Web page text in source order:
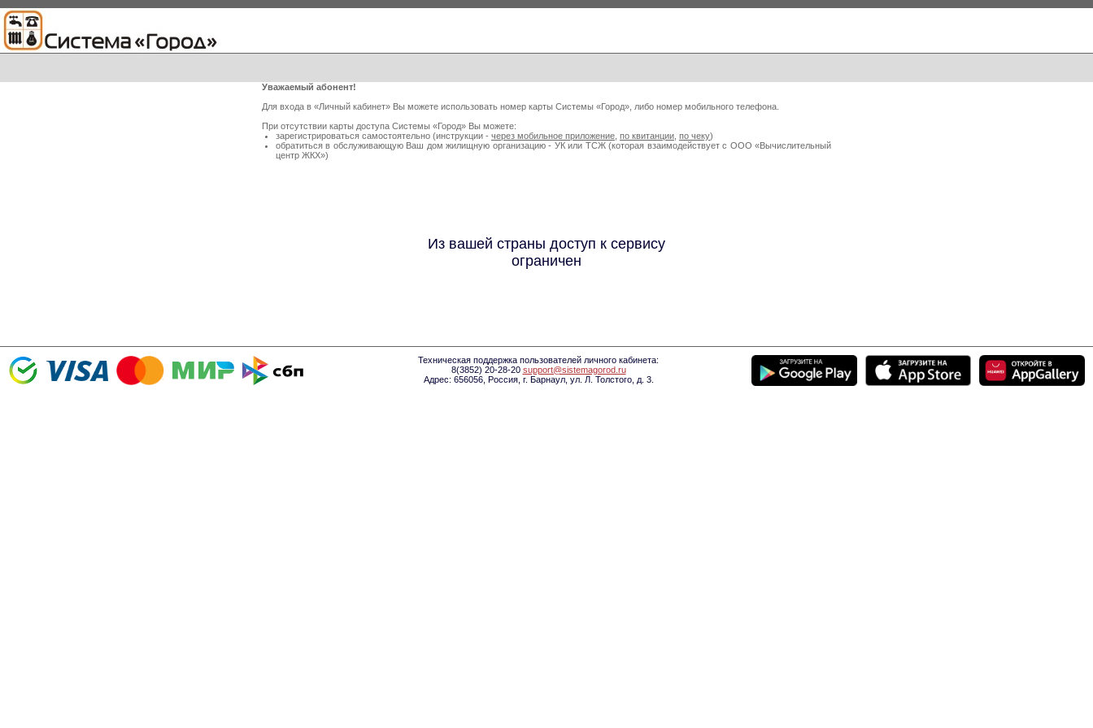
Уважаемый абонент!
Для входа в «Личный кабинет» Вы можете использовать номер карты Системы «Город», либо номер мобильного телефона.
При отсутствии карты доступа Системы «Город» Вы можете:
зарегистрироваться самостоятельно (инструкции - через мобильное приложение по квитанции по чеку)
обратиться в обслуживающую Ваш дом жилищную организацию - УК или ТСЖ (которая взаимодействует с ООО «Вычислительный
центр ЖКХ»)
Из вашей страны доступ к сервису
ограничен
Техническая поддержка пользователей личного кабинета:
8(3852) 20-28-20 support@sistemagorod.ru
Адрес: 656056, Россия, г. Барнаул, ул. Л. Толстого, д. 3.